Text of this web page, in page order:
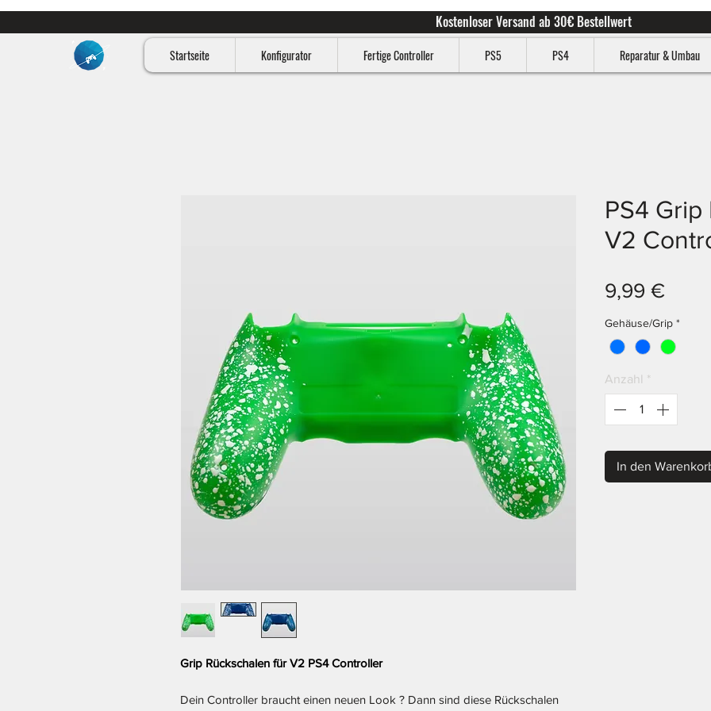
Kostenloser Versand ab 30€ Bestellwert
Startseite Konfigurator Fertige Controller PS5 PS4 Reparatur & Umbau
Grip Rückschalen für V2 PS4 Controller
Dein Controller braucht einen neuen Look ? Dann sind diese Rückschalen
PS4
V2
9,99 €Preis
Gehäuse/Grip *
Anzahl *
In den